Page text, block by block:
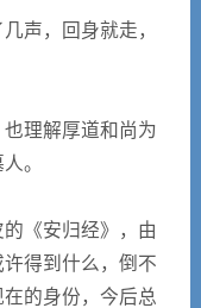
声，回身就走，
理解厚道和尚为
。
《安归经》，由
得到什么，倒不
的身份，今后总